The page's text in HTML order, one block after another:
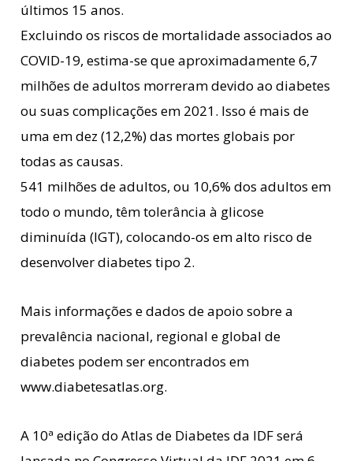
últimos 15 anos.
Excluindo os riscos de mortalidade associados ao
COVID-19, estima-se que aproximadamente 6,7
milhões de adultos morreram devido ao diabetes
ou suas complicações em 2021. Isso é mais de
uma em dez (12,2%) das mortes globais por
todas as causas.
541 milhões de adultos, ou 10,6% dos adultos em
todo o mundo, têm tolerância à glicose
diminuída (IGT), colocando-os em alto risco de
desenvolver diabetes tipo 2.
Mais informações e dados de apoio sobre a
prevalência nacional, regional e global de
diabetes podem ser encontrados em
www.diabetesatlas.org.
A 10ª edição do Atlas de Diabetes da IDF será